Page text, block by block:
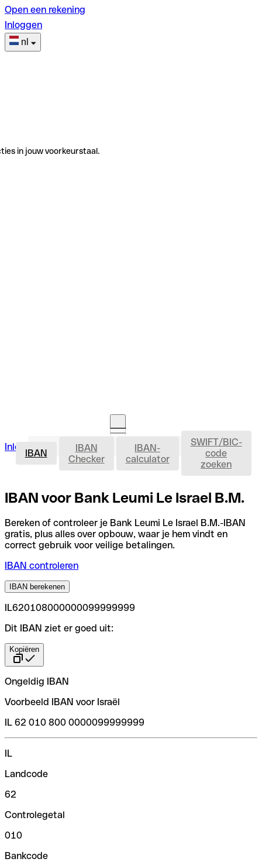
Open een rekening
Inloggen
nl
in jouw voorkeurstaal.
Inloggen Rekening openen IBAN
IBAN
IBAN
Checker
IBAN-
calculator
SWIFT/BIC-
code
zoeken
IBAN voor Bank Leumi Le Israel B.M.
Bereken of controleer je Bank Leumi Le Israel B.M.-IBAN
gratis, plus alles over opbouw, waar je hem vindt en
correct gebruik voor veilige betalingen.
IBAN controleren
IBAN berekenen
IL620108000000099999999
Dit IBAN ziet er goed uit:
Kopiëren
Ongeldig IBAN
Voorbeeld IBAN voor Israël
IL 62 010 800 0000099999999
IL
Landcode
62
Controlegetal
010
Bankcode